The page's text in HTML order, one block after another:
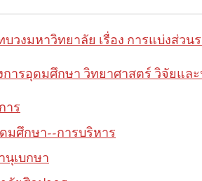
บวงมหาวิทยาลัย เรื่อง การแบ่งส่ว
การอุดมศึกษา วิทยาศาสตร์ วิจัยแล
าร
มศึกษา--การบริหาร
นุเบกษา